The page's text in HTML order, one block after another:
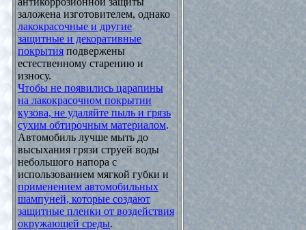
заложена изготовителем, однако
лакокрасочные и другие
защитные и декоративные
покрытия подвержены
естественному старению и
износу.
Чтобы не появились царапины
на лакокрасочном покрытии
кузова, не удаляйте пыль и грязь
сухим обтирочным материалом.
Автомобиль лучше мыть до
высыхания грязи струей воды
небольшого напора с
использованием мягкой губки и
применением автомобильных
шампуней, которые создают
защитные пленки от воздействия
окружающей среды.